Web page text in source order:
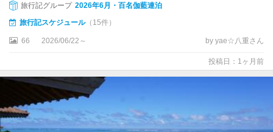
旅行記グループ 2026年6月・百名伽藍連泊
旅行記スケジュール（15件）
66 2026/06/22～ by yae☆八重さん
投稿日：1ヶ月前